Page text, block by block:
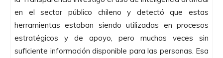
en el sector público chileno y detectó que estas
herramientas estaban siendo utilizadas en procesos
estratégicos y de apoyo, pero muchas veces sin
suficiente información disponible para las personas. Esa